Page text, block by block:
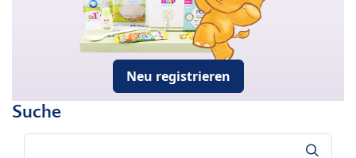
Neu registrieren
Suche